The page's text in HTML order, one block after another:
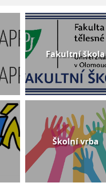
Fakultní škola
Školní vrba